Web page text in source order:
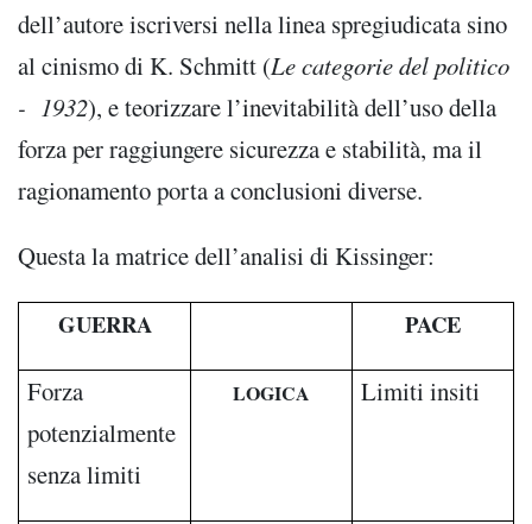
dell’autore iscriversi nella linea spregiudicata sino
al cinismo di K. Schmitt (Le categorie del politico
- 1932), e teorizzare l’inevitabilità dell’uso della
forza per raggiungere sicurezza e stabilità, ma il
ragionamento porta a conclusioni diverse.
Questa la matrice dell’analisi di Kissinger:
GUERRA PACE
Forza
potenzialmente
senza limiti
LOGICA Limiti insiti